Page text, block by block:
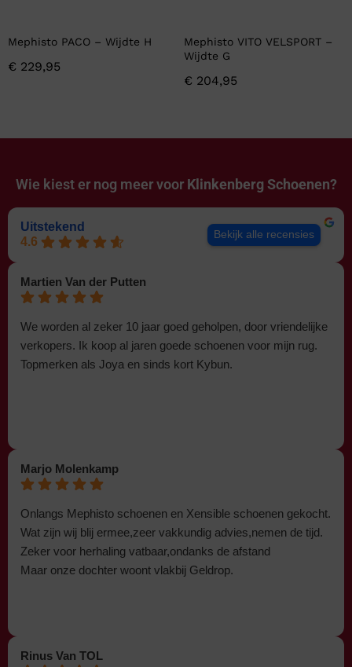
Mephisto PACO – Wijdte H
€ 229,95
Mephisto VITO VELSPORT –
Wijdte G
€ 204,95
Wie kiest er nog meer voor Klinkenberg Schoenen?
Uitstekend
4.6
Bekijk alle recensies
Martien Van der Putten
We worden al zeker 10 jaar goed geholpen, door vriendelijke
verkopers. Ik koop al jaren goede schoenen voor mijn rug.
Topmerken als Joya en sinds kort Kybun.
Marjo Molenkamp
Onlangs Mephisto schoenen en Xensible schoenen gekocht.
Wat zijn wij blij ermee,zeer vakkundig advies,nemen de tijd.
Zeker voor herhaling vatbaar,ondanks de afstand
Maar onze dochter woont vlakbij Geldrop.
Rinus Van TOL